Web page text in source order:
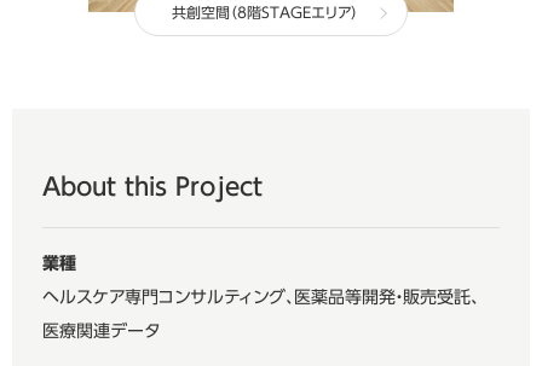
共創空間（8階STAGEエリア）
About this Project
業種
ヘルスケア専門コンサルティング、医薬品等開発・販売受託、
医療関連データ